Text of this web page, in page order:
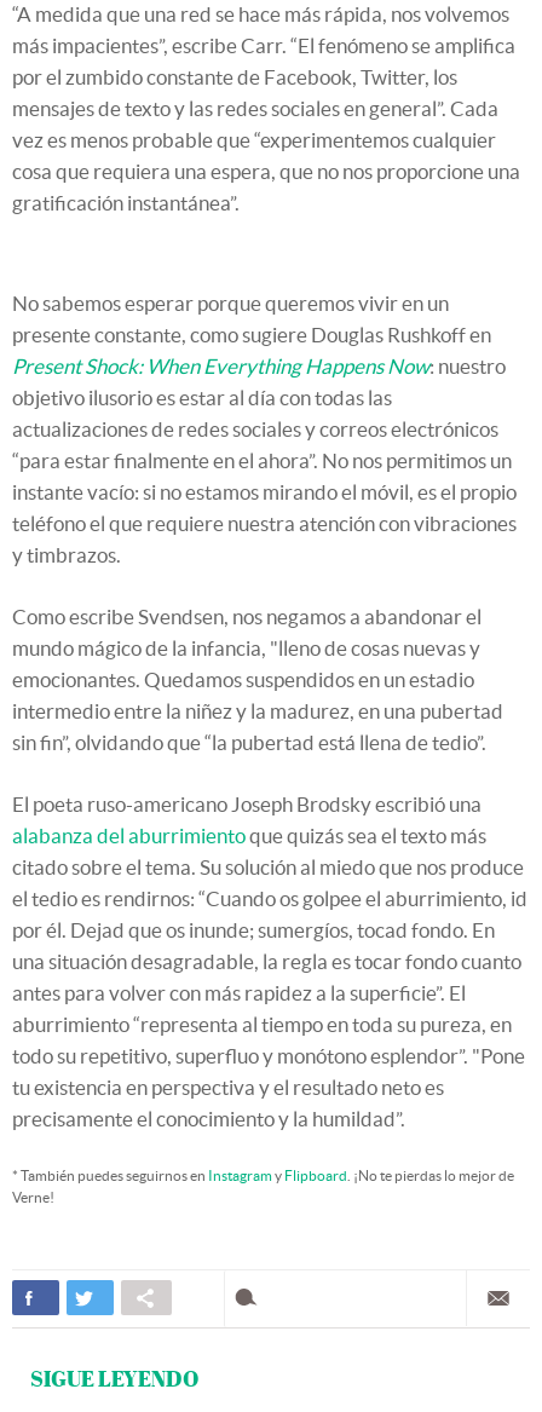
“A medida que una red se hace más rápida, nos volvemos
más impacientes”, escribe Carr. “El fenómeno se amplifica
por el zumbido constante de Facebook, Twitter, los
mensajes de texto y las redes sociales en general”. Cada
vez es menos probable que “experimentemos cualquier
cosa que requiera una espera, que no nos proporcione una
gratificación instantánea”.
No sabemos esperar porque queremos vivir en un
presente constante, como sugiere Douglas Rushkoff en
Present Shock: When Everything Happens Now: nuestro
objetivo ilusorio es estar al día con todas las
actualizaciones de redes sociales y correos electrónicos
“para estar finalmente en el ahora”. No nos permitimos un
instante vacío: si no estamos mirando el móvil, es el propio
teléfono el que requiere nuestra atención con vibraciones
y timbrazos.
Como escribe Svendsen, nos negamos a abandonar el
mundo mágico de la infancia, "lleno de cosas nuevas y
emocionantes. Quedamos suspendidos en un estadio
intermedio entre la niñez y la madurez, en una pubertad
sin fin”, olvidando que “la pubertad está llena de tedio”.
El poeta ruso-americano Joseph Brodsky escribió una
alabanza del aburrimientoque quizás sea el texto más
citado sobre el tema. Su solución al miedo que nos produce
el tedio es rendirnos: “Cuando os golpee el aburrimiento, id
por él. Dejad que os inunde; sumergíos, tocad fondo. En
una situación desagradable, la regla es tocar fondo cuanto
antes para volver con más rapidez a la superficie”. El
aburrimiento “representa al tiempo en toda su pureza, en
todo su repetitivo, superfluo y monótono esplendor”. "Pone
tu existencia en perspectiva y el resultado neto es
precisamente el conocimiento y la humildad”.
* También puedes seguirnos en Instagramy Flipboard . ¡No te pierdas lo mejor de
Verne!
SIGUE LEYENDO